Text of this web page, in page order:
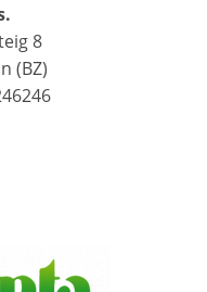
8
(BZ)